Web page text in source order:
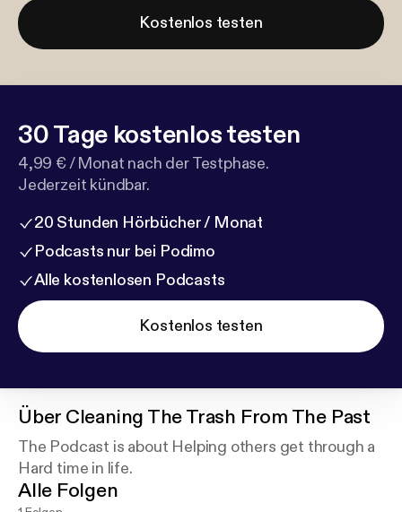
Kostenlos testen
30 Tage kostenlos testen
4,99 € / Monat nach der Testphase.
Jederzeit kündbar.
20 Stunden Hörbücher / Monat
Podcasts nur bei Podimo
Alle kostenlosen Podcasts
Kostenlos testen
Über Cleaning The Trash From The Past
The Podcast is about Helping others get through a
Hard time in life.
Alle Folgen